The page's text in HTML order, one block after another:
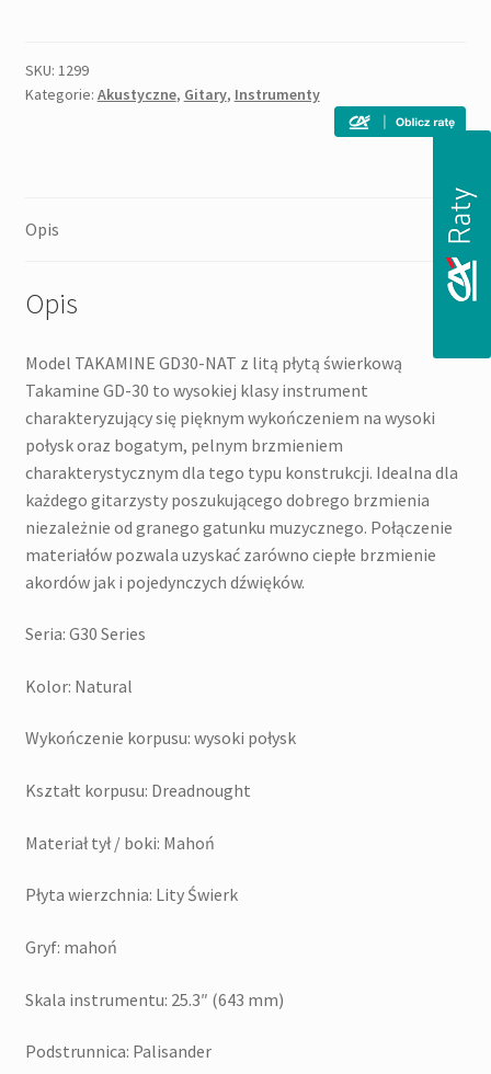
Gitara
akustyczna
SKU: 1299
Kategorie: Akustyczne, Gitary, Instrumenty
Opis
Opis
Model TAKAMINE GD30-NAT z litą płytą świerkową
Takamine GD-30 to wysokiej klasy instrument
charakteryzujący się pięknym wykończeniem na wysoki
połysk oraz bogatym, pelnym brzmieniem
charakterystycznym dla tego typu konstrukcji. Idealna dla
każdego gitarzysty poszukującego dobrego brzmienia
niezależnie od granego gatunku muzycznego. Połączenie
materiałów pozwala uzyskać zarówno ciepłe brzmienie
akordów jak i pojedynczych dźwięków.
Seria: G30 Series
Kolor: Natural
Wykończenie korpusu: wysoki połysk
Kształt korpusu: Dreadnought
Materiał tył / boki: Mahoń
Płyta wierzchnia: Lity Świerk
Gryf: mahoń
Skala instrumentu: 25.3″ (643 mm)
Podstrunnica: Palisander